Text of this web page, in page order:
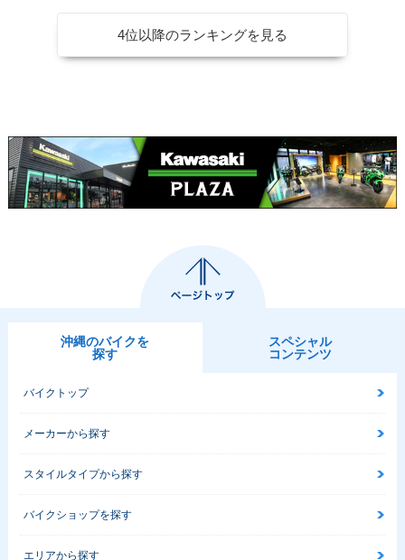
4位以降のランキングを見る
沖縄のバイクを
探す
スペシャル
コンテンツ
バイクトップ
メーカーから探す
スタイルタイプから探す
バイクショップを探す
エリアから探す